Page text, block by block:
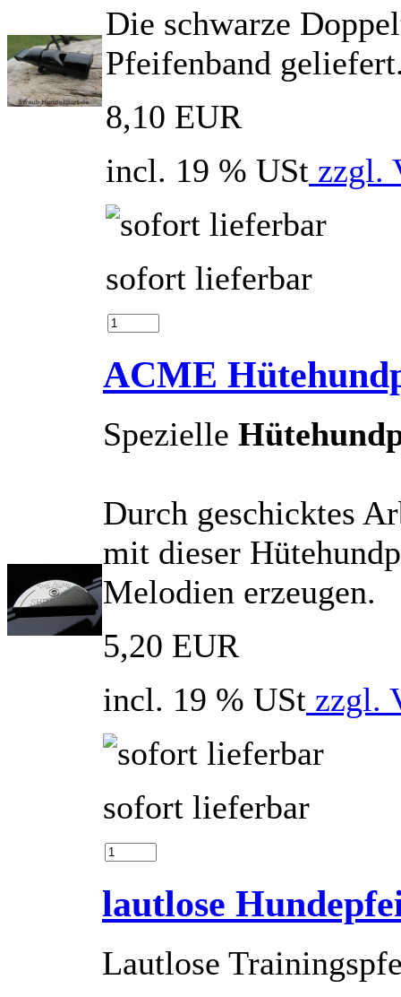
Die schwarze
Pfeifenband
8,10 EUR
incl. 19 % USt zzgl.
sofort lieferbar
ACME
Spezielle
Durch geschicktes
mit dieser
Melodien erzeugen.
5,20 EUR
incl. 19 % USt zzgl.
sofort lieferbar
lautlose
Lautlose